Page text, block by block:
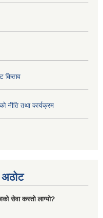
किताव
नीति तथा कार्यक्रम
अठोट
सेवा कस्तो लाग्यो?